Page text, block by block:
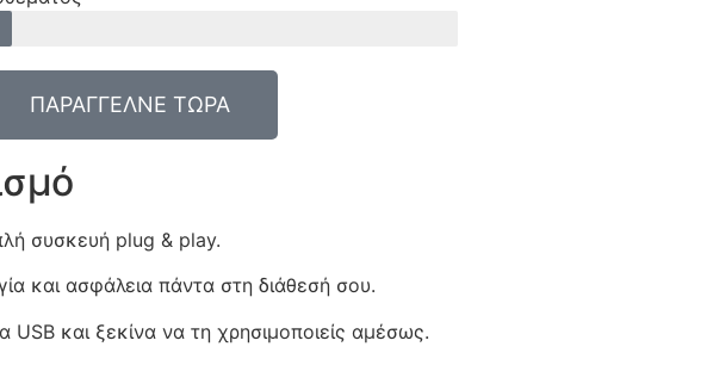
ΠΑΡΑΓΓΕΛΝΕ ΤΩΡΑ
συσκευή plug & play.
και ασφάλεια πάντα στη διάθεσή σου.
και ξεκίνα να τη χρησιμοποιείς αμέσως.